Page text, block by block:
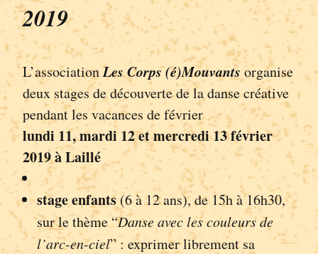
2019
L’associationLes Corps (é)Mouvants organise
deux stages de découverte de la danse créative
pendant les vacances de février
lundi 11, mardi 12 et mercredi 13 février
2019à Laillé
stage enfants (6 à 12 ans), de 15h à 16h30,
sur le thème “Danse avec les couleurs de
l’arc-en-ciel” : exprimer librement sa